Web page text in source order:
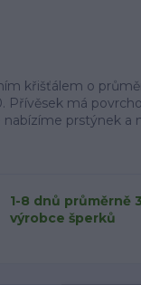
křišťálem o
Přívěsek má
prstýnek a
1-8 dnů průměrně
výrobce šperků